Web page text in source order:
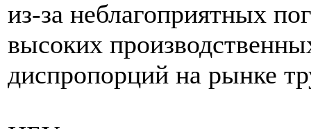
из-за неблагоприятных
высоких
диспропорций на рынке